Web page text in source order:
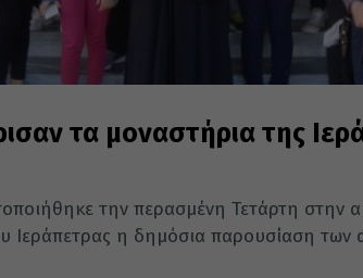
τα μοναστήρια της
την περασμένη Τετάρτη στην
η δημόσια παρουσίαση των